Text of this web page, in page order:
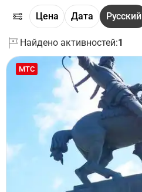
Цена Дата Русский
Найдено активностей:1
МТС